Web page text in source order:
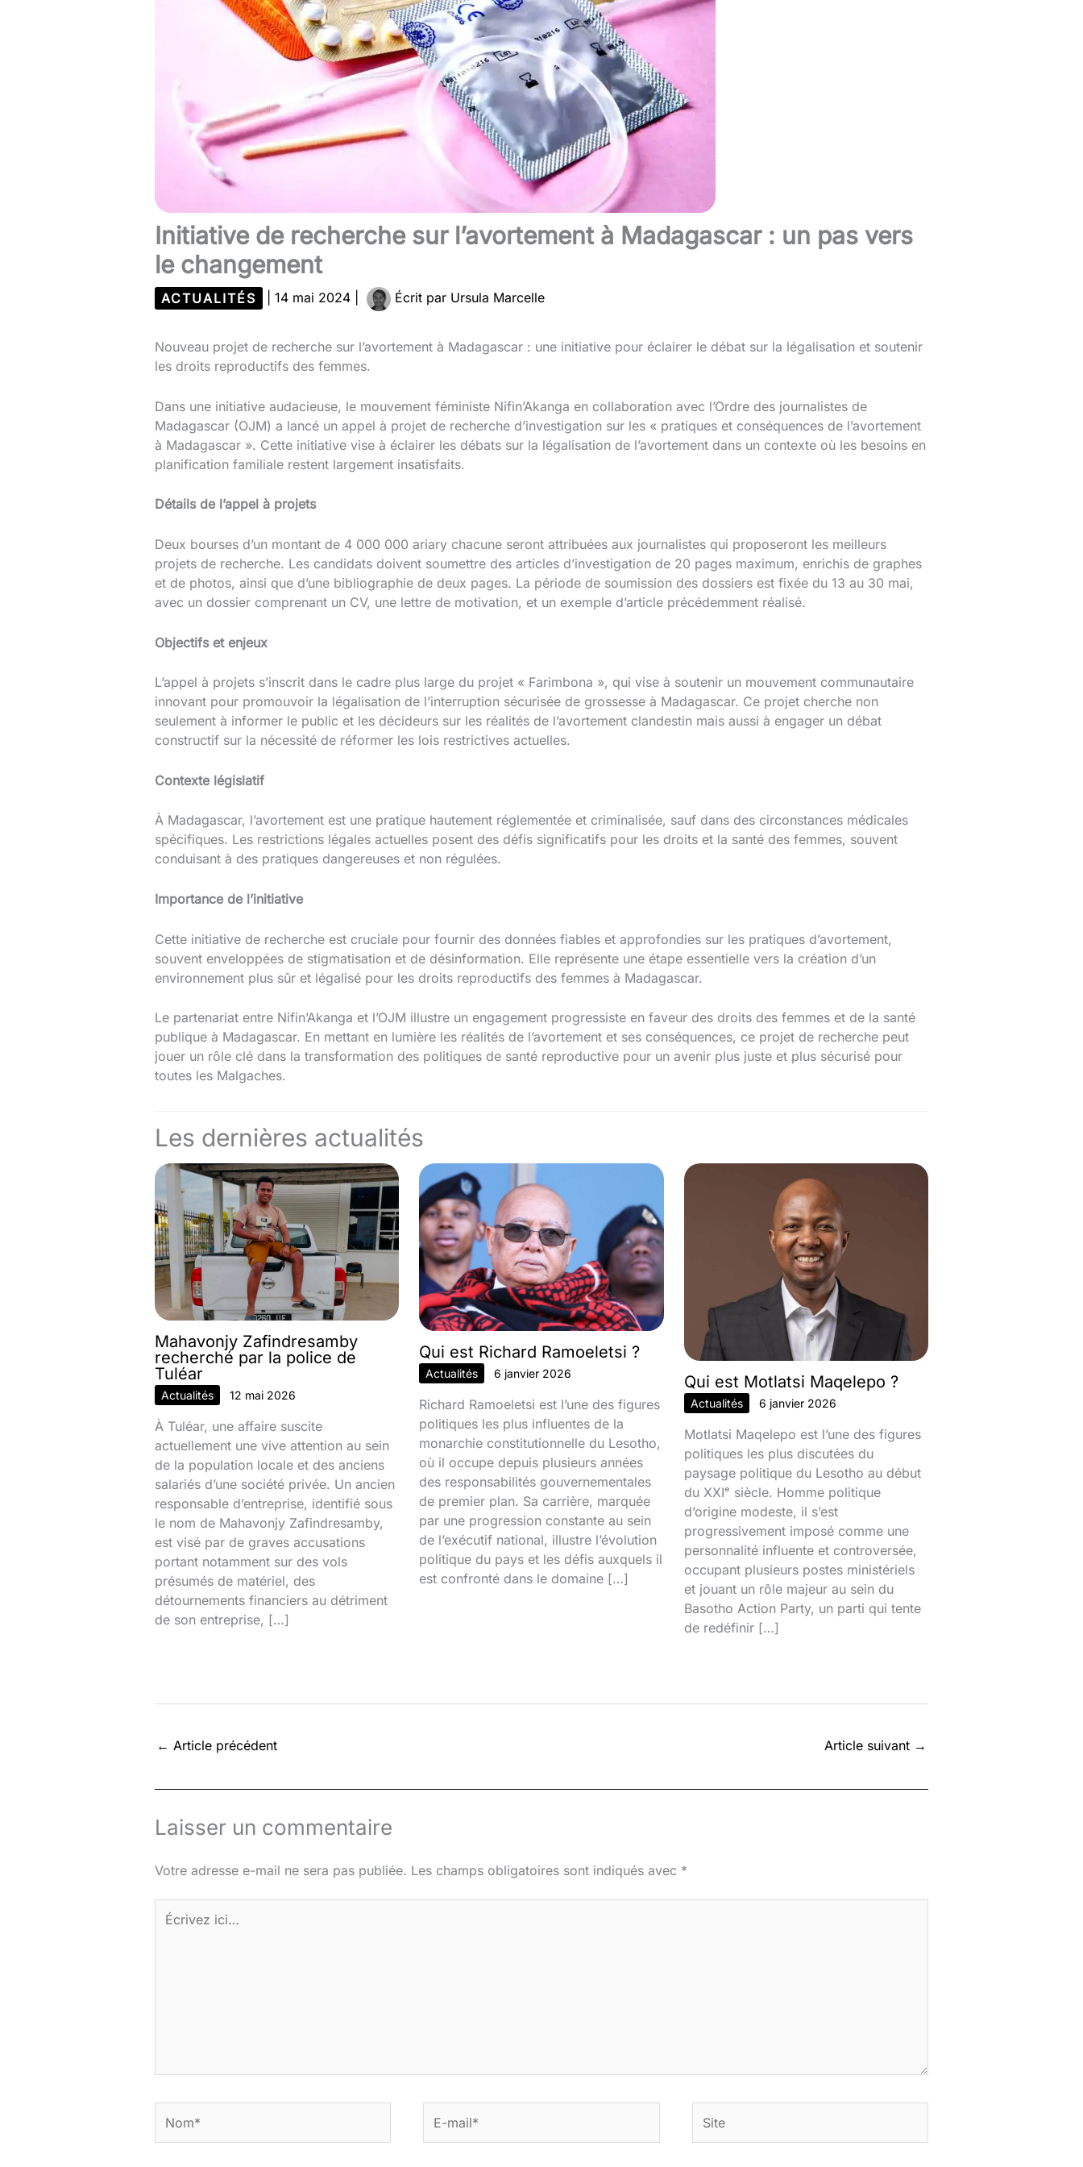
Initiative de recherche sur l’avortement à Madagascar : un pas vers
le changement
ACTUALITÉS 14 mai 2024 Écrit par Ursula Marcelle
Nouveau projet de recherche sur l’avortement à Madagascar : une initiative pour éclairer le débat sur la légalisation et soutenir
les droits reproductifs des femmes.
Dans une initiative audacieuse, le mouvement féministe Nifin’Akanga en collaboration avec l’Ordre des journalistes de
Madagascar (OJM) a lancé un appel à projet de recherche d’investigation sur les « pratiques et conséquences de l’avortement
à Madagascar ». Cette initiative vise à éclairer les débats sur la légalisation de l’avortement dans un contexte où les besoins en
planification familiale restent largement insatisfaits.
Détails de l’appel à projets
Deux bourses d’un montant de 4 000 000 ariary chacune seront attribuées aux journalistes qui proposeront les meilleurs
projets de recherche. Les candidats doivent soumettre des articles d’investigation de 20 pages maximum, enrichis de graphes
et de photos, ainsi que d’une bibliographie de deux pages. La période de soumission des dossiers est fixée du 13 au 30 mai,
avec un dossier comprenant un CV, une lettre de motivation, et un exemple d’article précédemment réalisé.
Objectifs et enjeux
L’appel à projets s’inscrit dans le cadre plus large du projet « Farimbona », qui vise à soutenir un mouvement communautaire
innovant pour promouvoir la légalisation de l’interruption sécurisée de grossesse à Madagascar. Ce projet cherche non
seulement à informer le public et les décideurs sur les réalités de l’avortement clandestin mais aussi à engager un débat
constructif sur la nécessité de réformer les lois restrictives actuelles.
Contexte législatif
À Madagascar, l’avortement est une pratique hautement réglementée et criminalisée, sauf dans des circonstances médicales
spécifiques. Les restrictions légales actuelles posent des défis significatifs pour les droits et la santé des femmes, souvent
conduisant à des pratiques dangereuses et non régulées.
Importance de l’initiative
Cette initiative de recherche est cruciale pour fournir des données fiables et approfondies sur les pratiques d’avortement,
souvent enveloppées de stigmatisation et de désinformation. Elle représente une étape essentielle vers la création d’un
environnement plus sûr et légalisé pour les droits reproductifs des femmes à Madagascar.
Le partenariat entre Nifin’Akanga et l’OJM illustre un engagement progressiste en faveur des droits des femmes et de la santé
publique à Madagascar. En mettant en lumière les réalités de l’avortement et ses conséquences, ce projet de recherche peut
jouer un rôle clé dans la transformation des politiques de santé reproductive pour un avenir plus juste et plus sécurisé pour
toutes les Malgaches.
Les dernières actualités
Mahavonjy Zafindresamby
recherché par la police de
Tuléar
Actualités 12 mai 2026
À Tuléar, une affaire suscite
actuellement une vive attention au sein
de la population locale et des anciens
salariés d’une société privée. Un ancien
responsable d’entreprise, identifié sous
le nom de Mahavonjy Zafindresamby,
est visé par de graves accusations
portant notamment sur des vols
présumés de matériel, des
détournements financiers au détriment
de son entreprise, […]
Qui est Richard Ramoeletsi ?
Actualités 6 janvier 2026
Richard Ramoeletsi est l’une des figures
politiques les plus influentes de la
monarchie constitutionnelle du Lesotho,
où il occupe depuis plusieurs années
des responsabilités gouvernementales
de premier plan. Sa carrière, marquée
par une progression constante au sein
de l’exécutif national, illustre l’évolution
politique du pays et les défis auxquels il
est confronté dans le domaine […]
Qui est Motlatsi Maqelepo ?
Actualités 6 janvier 2026
Motlatsi Maqelepo est l’une des figures
politiques les plus discutées du
paysage politique du Lesotho au début
du XXIᵉ siècle. Homme politique
d’origine modeste, il s’est
progressivement imposé comme une
personnalité influente et controversée,
occupant plusieurs postes ministériels
et jouant un rôle majeur au sein du
Basotho Action Party, un parti qui tente
de redéfinir […]
← Article précédent Article suivant →
Laisser un commentaire
Votre adresse e-mail ne sera pas publiée. Les champs obligatoires sont indiqués avec *
Écrivez
ici…
mail*